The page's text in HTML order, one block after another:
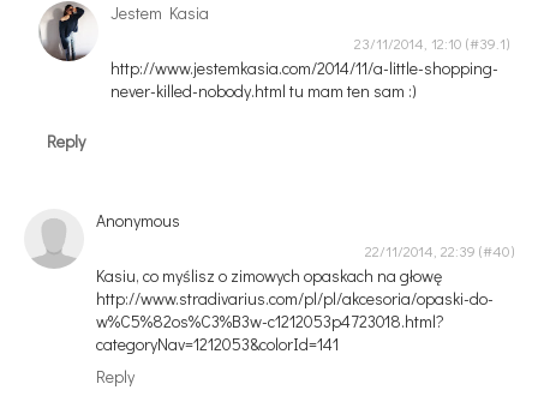
Jestem Kasia
23/11/2014, 12:10
http://www.jestemkasia.com/2014/11/a-little-shopping-
never-killed-nobody.html tu mam ten sam :)
Reply
Anonymous
22/11/2014, 22:39
Kasiu, co myślisz o zimowych opaskach na głowę
http://www.stradivarius.com/pl/pl/akcesoria/opaski-do-
w%C5%82os%C3%B3w-c1212053p4723018.html?
categoryNav=1212053&colorId=141
Reply